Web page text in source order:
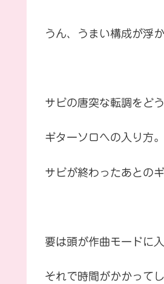
うん、うまい構成が浮
サビの唐突な転調をど
ギターソロへの入り方。
サビが終わったあとの
要は頭が作曲モードに
それで時間がかかって